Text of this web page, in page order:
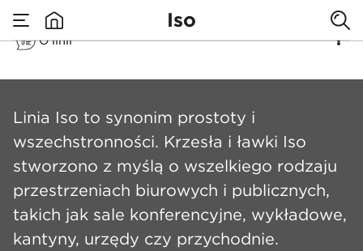
Iso
O linii
Iso
​Linia Iso to synonim prostoty i
wszechstronności. Krzesła i ławki Iso
stworzono z myślą o wszelkiego rodzaju
przestrzeniach biurowych i publicznych,
takich jak sale konferencyjne, wykładowe,
kantyny, urzędy czy przychodnie.